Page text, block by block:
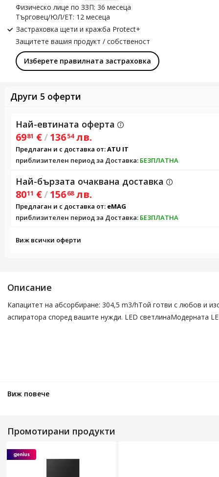
Физическо лице по ЗЗП: 36 месеца
Търговец/ЮЛ/ЕТ: 12 месеца
Застраховка щети и кражба Protect+
Защитете вашия продукт / собственост
Изберете правилната застраховка
Други 5 оферти
Най-евтината оферта
6981 €/13654 лв.
Предлаган и с доставка от:ATU IT
приблизителен период за Доставка: БЕЗПЛАТНА
Най-бързата очаквана доставка
8011 €/15668 лв.
Предлаган и с доставка от: eMAG
приблизителен период за Доставка: БЕЗПЛАТНА
Виж всички оферти
Описание
Капацитет на абсорбиране: 304,5 m3/hТой готви с любов и
аспиратора според вашите нужди. LED светлинаМодерната
Виж повече
Промотирани продукти